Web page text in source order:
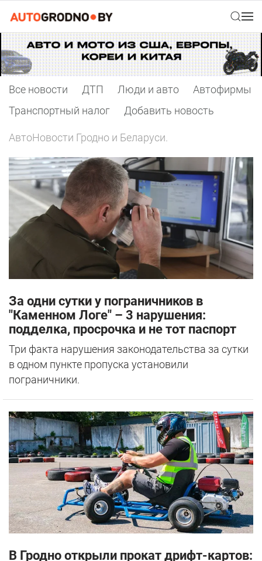
Все новости ДТП Люди и авто
Автофирмы
Транспортный налог
Добавить новость
АвтоНовости Гродно и Беларуси.
За одни сутки у пограничников в
"Каменном Логе" – 3 нарушения:
подделка, просрочка и не тот паспорт
Три факта нарушения законодательства за сутки
в одном пункте пропуска установили
пограничники.
В Гродно открыли прокат дрифт-картов: